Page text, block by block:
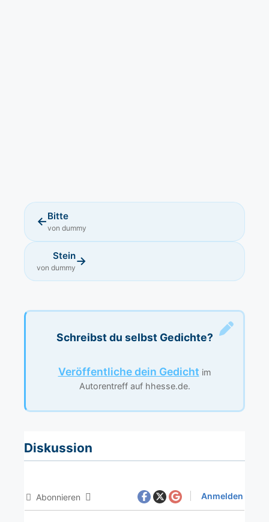
←Bitte
von dummy
Stein
von dummy →
Schreibst du selbst Gedichte?
Veröffentliche dein Gedicht im
Autorentreff auf hhesse.de.
Diskussion
Abonnieren Anmelden